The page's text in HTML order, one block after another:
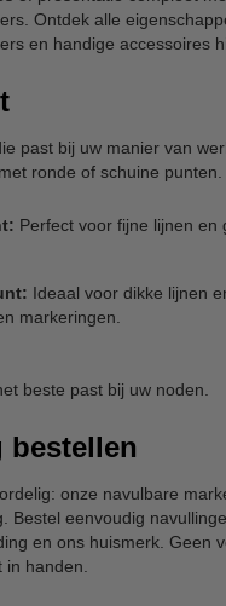
Ontdek alle
en handige accessoires
past bij uw manier van
ronde of schuine punten.
Perfect voor fijne lijnen en
Ideaal voor dikke lijnen
markeringen.
beste past bij uw noden.
bestellen
onze navulbare
Bestel eenvoudig
en ons huismerk. Geen
handen.